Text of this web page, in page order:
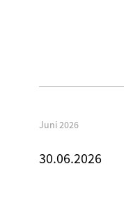
Juni 2026
30.06.2026